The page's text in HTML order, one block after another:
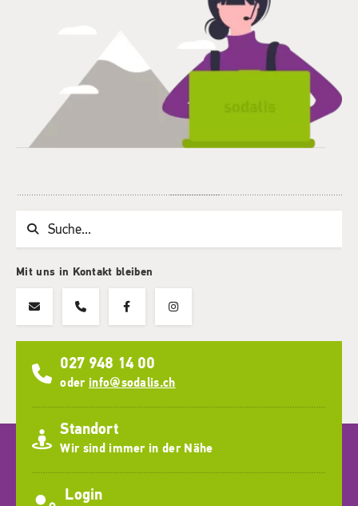
Suchwort
Mit uns in Kontakt bleiben
027 948 14 00
oder info@sodalis.ch
Standort
Wir sind immer in der Nähe
Login